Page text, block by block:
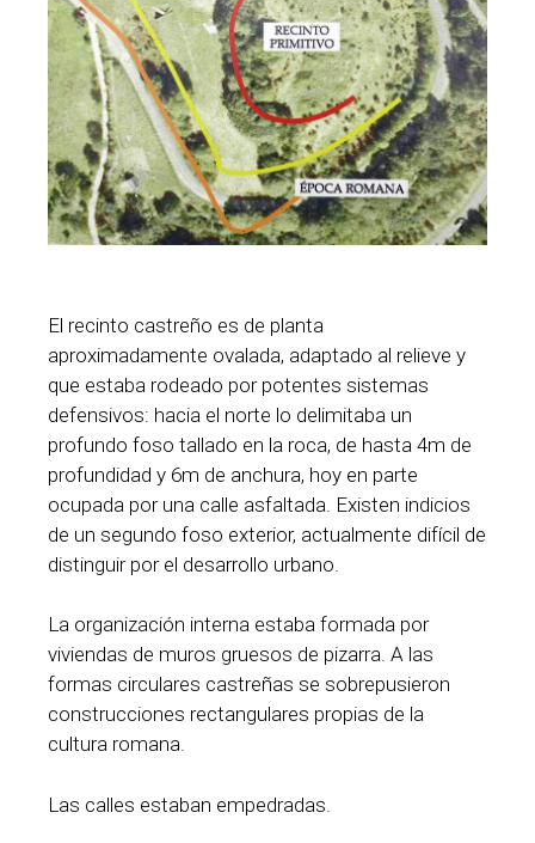
El recinto castreño es de planta
aproximadamente ovalada, adaptado al relieve y
que estaba rodeado por potentes sistemas
defensivos: hacia el norte lo delimitaba un
profundo foso tallado en la roca, de hasta 4m de
profundidad y 6m de anchura, hoy en parte
ocupada por una calle asfaltada. Existen indicios
de un segundo foso exterior, actualmente difícil de
distinguir por el desarrollo urbano.
La organización interna estaba formada por
viviendas de muros gruesos de pizarra. A las
formas circulares castreñas se sobrepusieron
construcciones rectangulares propias de la
cultura romana.
Las calles estaban empedradas.